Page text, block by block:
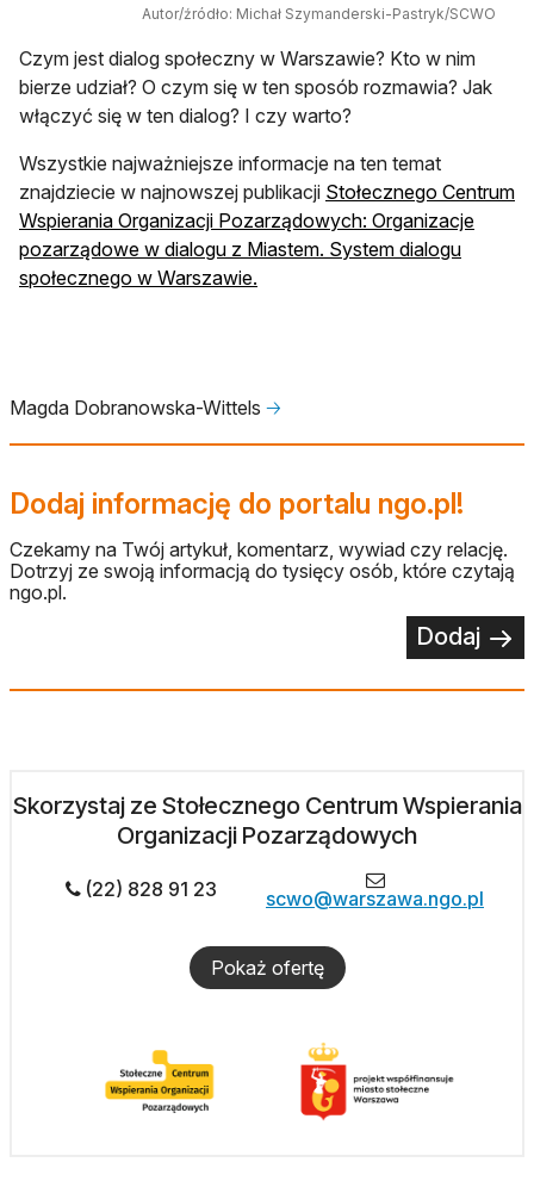
Autor/źródło: Michał Szymanderski-Pastryk/SCWO
Czym jest dialog społeczny w Warszawie? Kto w nim
bierze udział? O czym się w ten sposób rozmawia? Jak
włączyć się w ten dialog? I czy warto?
Wszystkie najważniejsze informacje na ten temat
znajdziecie w najnowszej publikacji Stołecznego Centrum
Wspierania Organizacji Pozarządowych: Organizacje
pozarządowe w dialogu z Miastem. System dialogu
społecznego w Warszawie.
Magda Dobranowska-Wittels 🡢
Dodaj informację do portalu ngo.pl!
Czekamy na Twój artykuł, komentarz, wywiad czy relację.
Dotrzyj ze swoją informacją do tysięcy osób, które czytają
ngo.pl.
Dodaj
Skorzystaj ze Stołecznego Centrum Wspierania
Organizacji Pozarządowych
(22) 828 91 23 scwo@warszawa.ngo.pl
Pokaż ofertę